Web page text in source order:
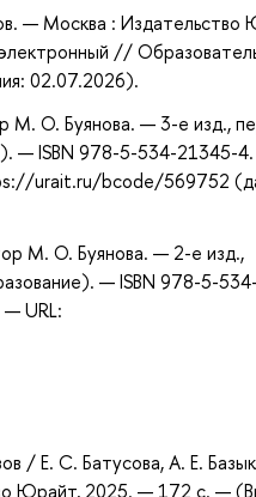
— Москва : Издательство
//
02.07.2026).
М. О. Буянова. — 3-е изд.,
— ISBN 978-5-534-21345-
urait.ru/bcode/569752
М. О. Буянова. — 2-е изд.,
— ISBN 978-5-534-
URL:
/ Е. С. Батусова, А. Е.
Юрайт, 2025. — 172 с. —